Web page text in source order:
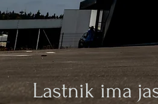
Lastnik ima